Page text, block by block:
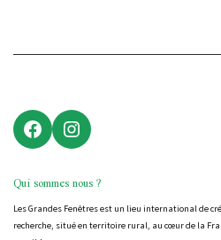
FacebookInstagram
Qui sommes nous ?
Les Grandes Fenêtres est un lieu international de
recherche, situé en territoire rural, au cœur de la